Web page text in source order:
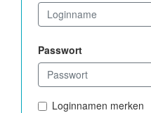
Passwort
Loginnamen merken